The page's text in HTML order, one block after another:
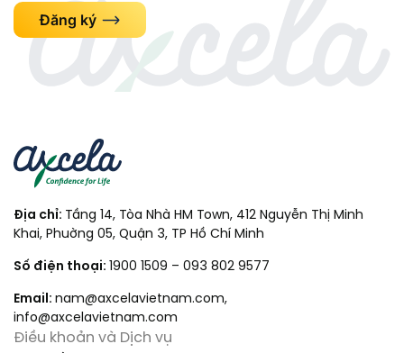
Đăng ký
Địa chỉ: Tầng 14, Tòa Nhà HM Town, 412 Nguyễn Thị Minh
Khai, Phuờng 05, Quận 3, TP Hồ Chí Minh
Số điện thoại: 1900 1509 – 093 802 9577
Email: nam@axcelavietnam.com,
info@axcelavietnam.com
Điều khoản và Dịch vụ